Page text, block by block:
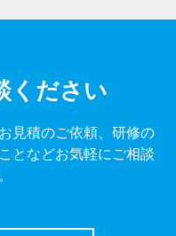
ください
見積のご依頼、研修の
となどお気軽にご相談